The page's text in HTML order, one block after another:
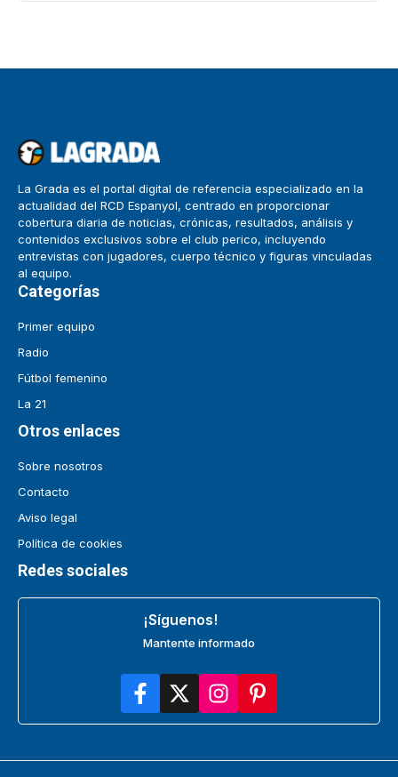
La Grada es el portal digital de referencia especializado en la
actualidad del RCD Espanyol, centrado en proporcionar
cobertura diaria de noticias, crónicas, resultados, análisis y
contenidos exclusivos sobre el club perico, incluyendo
entrevistas con jugadores, cuerpo técnico y figuras vinculadas
al equipo.
Categorías
Primer equipo
Radio
Fútbol femenino
La 21
Otros enlaces
Sobre nosotros
Contacto
Aviso legal
Política de cookies
Redes sociales
¡Síguenos!
Mantente informado